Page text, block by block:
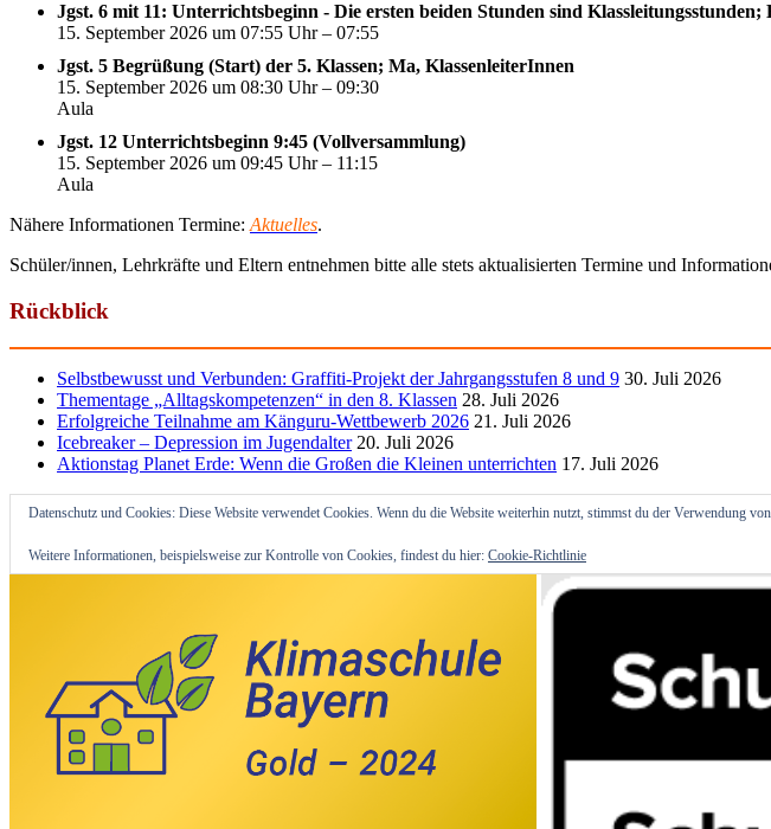
Jgst. 6 mit 11: Unterrichtsbeginn - Die ersten beiden Stunden sind
15. September 2026 um 07:55 Uhr – 07:55
Jgst. 5 Begrüßung (Start) der 5. Klassen; Ma, KlassenleiterInnen
15. September 2026 um 08:30 Uhr – 09:30
Aula
Jgst. 12 Unterrichtsbeginn 9:45 (Vollversammlung)
15. September 2026 um 09:45 Uhr – 11:15
Aula
Nähere Informationen Termine: Aktuelles.
Schüler/innen, Lehrkräfte und Eltern entnehmen bitte alle stets aktualisierten Termine und
Rückblick
Selbstbewusst und Verbunden: Graffiti-Projekt der Jahrgangsstufen 8 und 9 30. Juli 2026
Thementage „Alltagskompetenzen“ in den 8. Klassen 28. Juli 2026
Erfolgreiche Teilnahme am Känguru-Wettbewerb 2026 21. Juli 2026
Icebreaker – Depression im Jugendalter 20. Juli 2026
Aktionstag Planet Erde: Wenn die Großen die Kleinen unterrichten 17. Juli 2026
Datenschutz und Cookies: Diese Website verwendet Cookies. Wenn du die Website weiterhin nutzt, stimmst du der Verwendung von
Weitere Informationen, beispielsweise zur Kontrolle von Cookies, findest du hier: Cookie-Richtlinie